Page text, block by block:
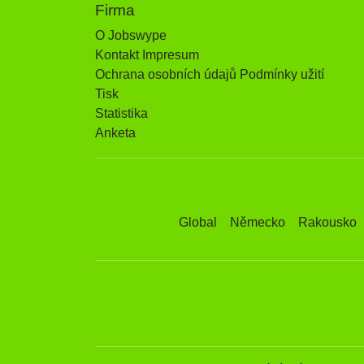
Firma
O Jobswype
Kontakt Impresum
Ochrana osobních údajů Podmínky užití
Tisk
Statistika
Anketa
Global Německo Rakousko